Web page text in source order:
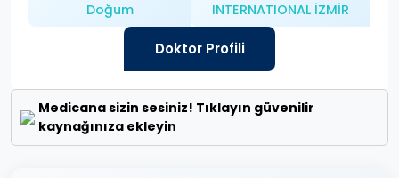
Doğum
INTERNATIONAL İZMİR
Doktor Profili
Medicana sizin sesiniz! Tıklayın güvenilir
kaynağınıza ekleyin